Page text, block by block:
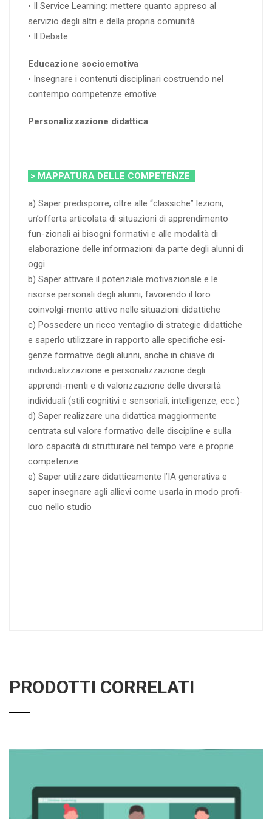
• Il Service Learning: mettere quanto appreso al
servizio degli altri e della propria comunità
• Il Debate
Educazione socioemotiva
• Insegnare i contenuti disciplinari costruendo nel
contempo competenze emotive
Personalizzazione didattica
> MAPPATURA DELLE COMPETENZE
a) Saper predisporre, oltre alle “classiche” lezioni,
un’offerta articolata di situazioni di apprendimento
fun-zionali ai bisogni formativi e alle modalità di
elaborazione delle informazioni da parte degli alunni di
oggi
b) Saper attivare il potenziale motivazionale e le
risorse personali degli alunni, favorendo il loro
coinvolgi-mento attivo nelle situazioni didattiche
c) Possedere un ricco ventaglio di strategie didattiche
e saperlo utilizzare in rapporto alle specifiche esi-
genze formative degli alunni, anche in chiave di
individualizzazione e personalizzazione degli
apprendi-menti e di valorizzazione delle diversità
individuali (stili cognitivi e sensoriali, intelligenze, ecc.)
d) Saper realizzare una didattica maggiormente
centrata sul valore formativo delle discipline e sulla
loro capacità di strutturare nel tempo vere e proprie
competenze
e) Saper utilizzare didatticamente l’IA generativa e
saper insegnare agli allievi come usarla in modo profi-
cuo nello studio
PRODOTTI CORRELATI